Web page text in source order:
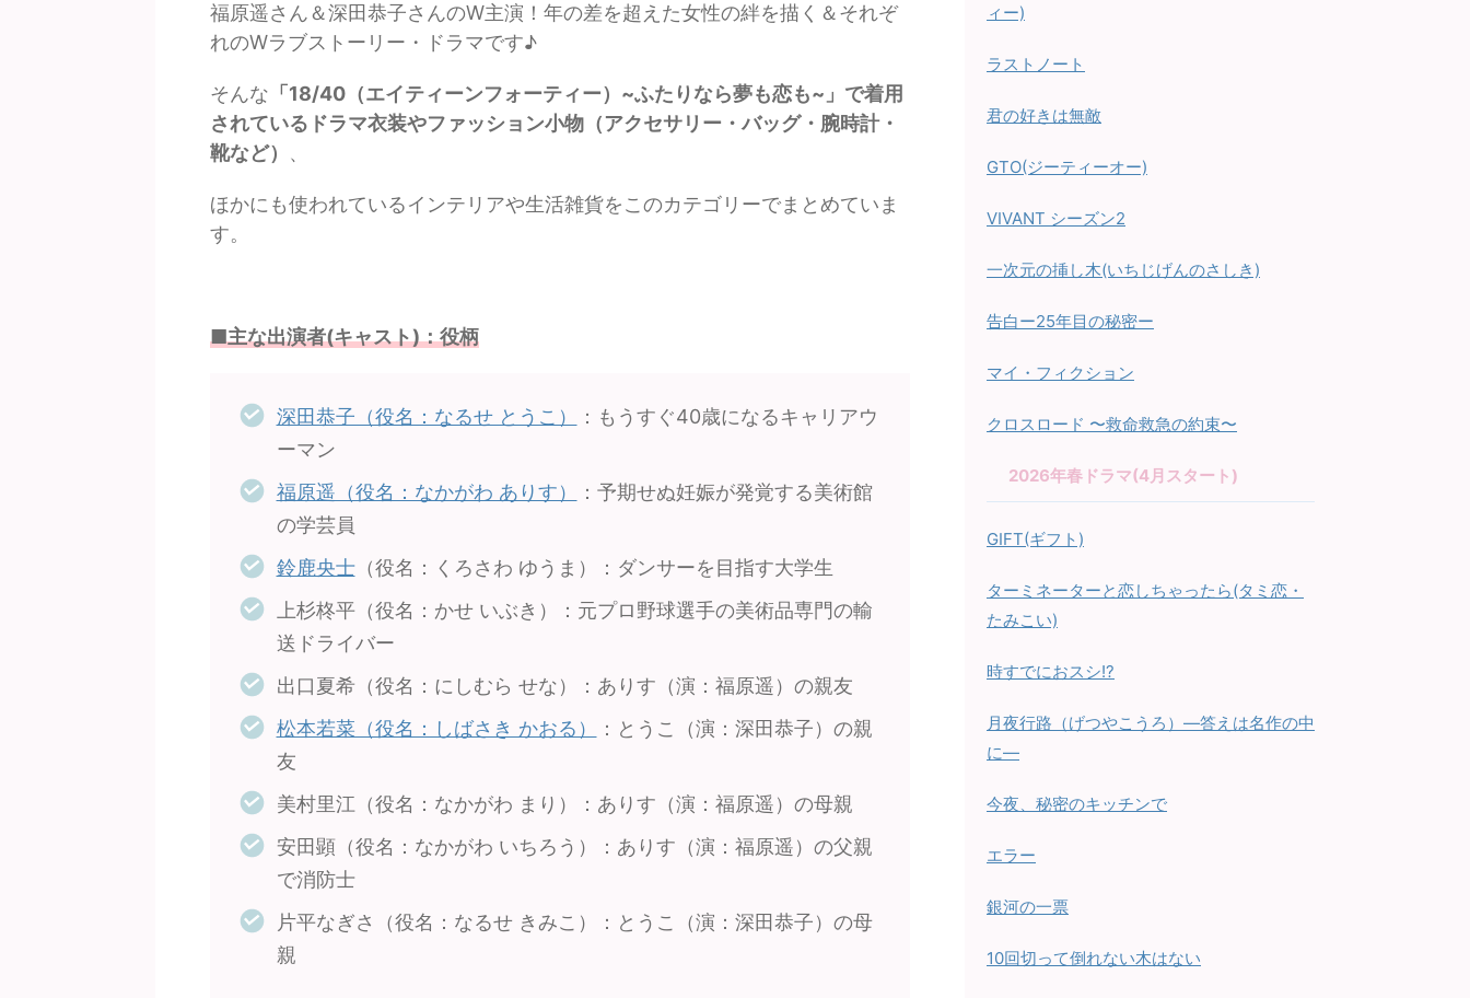
福原遥さん＆深田恭子さんのW主演！年の差を超えた女性の絆を描く＆それぞ
れのWラブストーリー・ドラマです♪
そんな 「18/40（エイティーンフォーティー）~ふたりなら夢も恋も~」で着用
されているドラマ衣装やファッション小物（アクセサリー・バッグ・腕時計・
靴など） 、
ほかにも使われているインテリアや生活雑貨をこのカテゴリーでまとめていま
す。
■主な出演者(キャスト)：役柄
深田恭子（役名：なるせ とうこ）
：もうすぐ40歳になるキャリアウ
ーマン
福原遥（役名：なかがわ ありす）
：予期せぬ妊娠が発覚する美術館
の学芸員
鈴鹿央士（役名：くろさわ ゆうま）：ダンサーを目指す大学生
上杉柊平（役名：かせ いぶき）：元プロ野球選手の美術品専門の輸
送ドライバー
出口夏希（役名：にしむら せな）：ありす（演：福原遥）の親友
松本若菜（役名：しばさき かおる）
：とうこ（演：深田恭子）の親
友
美村里江（役名：なかがわ まり）：ありす（演：福原遥）の母親
安田顕（役名：なかがわ いちろう）：ありす（演：福原遥）の父親
で消防士
片平なぎさ（役名：なるせ きみこ）：とうこ（演：深田恭子）の母
親
ィー)
ラストノート
君の好きは無敵
GTO(ジーティーオー)
VIVANT シーズン2
一次元の挿し木(いちじげんのさしき)
告白ー25年目の秘密ー
マイ・フィクション
クロスロード 〜救命救急の約束〜
2026年春ドラマ(4月スタート)
GIFT(ギフト)
ターミネーターと恋しちゃったら(タミ恋・
たみこい)
時すでにおスシ!?
月夜行路（げつやこうろ）—答えは名作の中
に—
今夜、秘密のキッチンで
エラー
銀河の一票
10回切って倒れない木はない